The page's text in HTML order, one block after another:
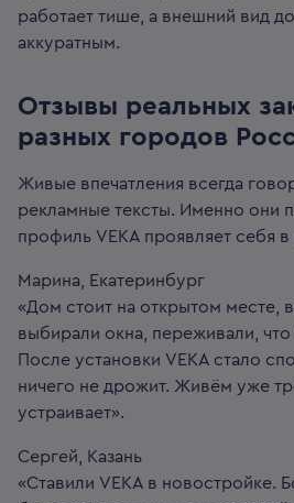
работает тише, а внешний вид
аккуратным.
Отзывы реальных
разных городов
Живые впечатления всегда
рекламные тексты. Именно они
профиль VEKA проявляет себя
Марина, Екатеринбург
«Дом стоит на открытом месте,
выбирали окна, переживали, что
После установки VEKA стало
ничего не дрожит. Живём уже
устраивает».
Сергей, Казань
«Ставили VEKA в новостройке.